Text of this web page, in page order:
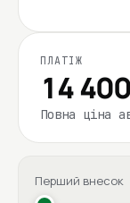
ПЛАТІЖ
14 400
Повна ціна
Перший внесок